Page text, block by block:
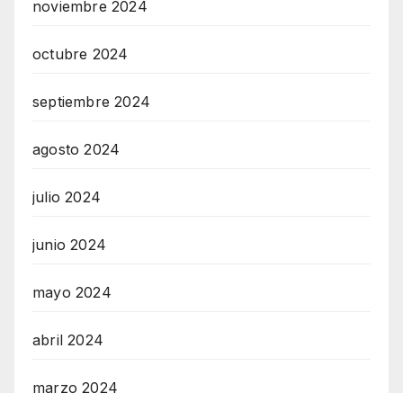
noviembre 2024
octubre 2024
septiembre 2024
agosto 2024
julio 2024
junio 2024
mayo 2024
abril 2024
marzo 2024